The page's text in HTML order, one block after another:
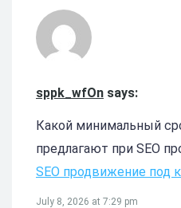
sppk_wfOn says:
Какой минимальный
предлагают при SEO
SEO продвижение под
July 8, 2026 at 7:29 pm